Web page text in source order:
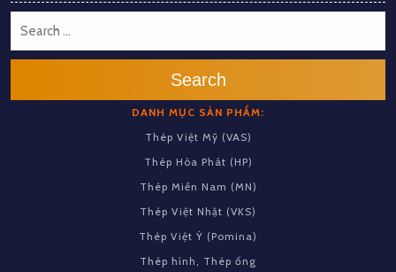
Search
DANH MỤC SẢN PHẨM:
Thép Việt Mỹ (VAS)
Thép Hòa Phát (HP)
Thép Miền Nam (MN)
Thép Việt Nhật (VKS)
Thép Việt Ý (Pomina)
Thép hình, Thép ống